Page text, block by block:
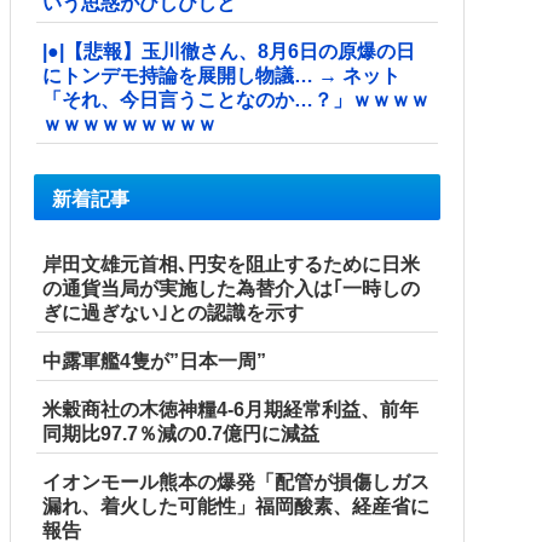
|●|【悲報】玉川徹さん、8月6日の原爆の日
にトンデモ持論を展開し物議… → ネット
「それ、今日言うことなのか…？」ｗｗｗｗ
ｗｗｗｗｗｗｗｗｗ
新着記事
岸田文雄元首相､円安を阻止するために日米
の通貨当局が実施した為替介入は｢一時しの
ぎに過ぎない｣との認識を示す
中露軍艦4隻が”日本一周”
米穀商社の木徳神糧4-6月期経常利益、前年
同期比97.7％減の0.7億円に減益
イオンモール熊本の爆発「配管が損傷しガス
漏れ、着火した可能性」福岡酸素、経産省に
報告